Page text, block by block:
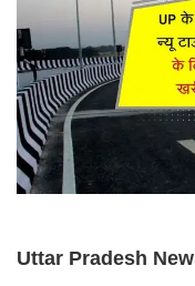
Uttar Pradesh